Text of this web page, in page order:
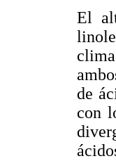
El
de
con